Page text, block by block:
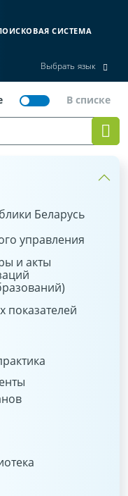
СИСТЕМА
Выбрать язык
Беларусь
управления
и акты
показателей